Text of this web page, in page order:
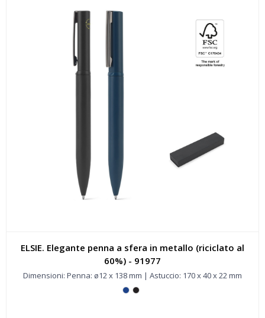
ELSIE. Elegante penna a sfera in metallo (riciclato al
60%) - 91977
Dimensioni: Penna: ø12 x 138 mm | Astuccio: 170 x 40 x 22 mm